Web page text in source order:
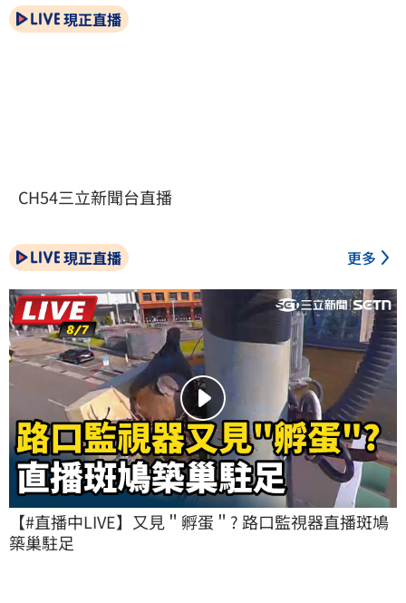
現正直播
CH54三立新聞台直播
現正直播 更多
【#直播中LIVE】又見＂孵蛋＂? 路口監視器直播斑鳩
築巢駐足